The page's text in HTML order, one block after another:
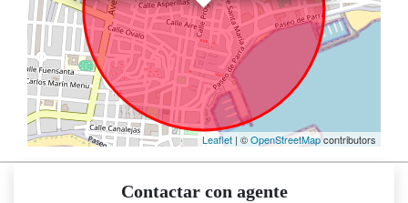
Leaflet | ©OpenStreetMapcontributors
Contactar con agente